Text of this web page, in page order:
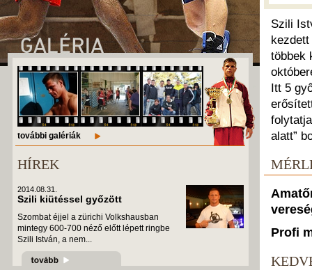
további galériák
HÍREK
2014.08.31.
Szili kiütéssel győzött
Szombat éjjel a zürichi Volkshausban
mintegy 600-700 néző előtt lépett ringbe
Szili István, a nem...
Szili
többek
Itt 5
alatt”
Profi